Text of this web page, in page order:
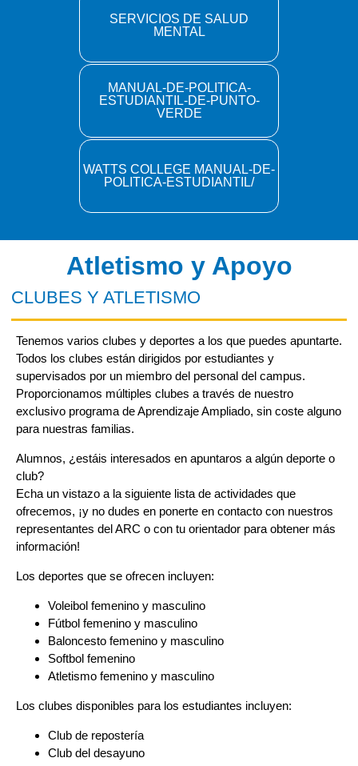
SERVICIOS DE SALUD
MENTAL
MANUAL-DE-POLITICA-
ESTUDIANTIL-DE-PUNTO-
VERDE
WATTS COLLEGE MANUAL-DE-
POLITICA-ESTUDIANTIL/
Atletismo y Apoyo
CLUBES Y ATLETISMO
Tenemos varios clubes y deportes a los que puedes apuntarte.
Todos los clubes están dirigidos por estudiantes y
supervisados por un miembro del personal del campus.
Proporcionamos múltiples clubes a través de nuestro
exclusivo programa de Aprendizaje Ampliado, sin coste alguno
para nuestras familias.
Alumnos, ¿estáis interesados en apuntaros a algún deporte o
club?
Echa un vistazo a la siguiente lista de actividades que
ofrecemos, ¡y no dudes en ponerte en contacto con nuestros
representantes del ARC o con tu orientador para obtener más
información!
Los deportes que se ofrecen incluyen:
Voleibol femenino y masculino
Fútbol femenino y masculino
Baloncesto femenino y masculino
Softbol femenino
Atletismo femenino y masculino
Los clubes disponibles para los estudiantes incluyen:
Club de repostería
Club del desayuno